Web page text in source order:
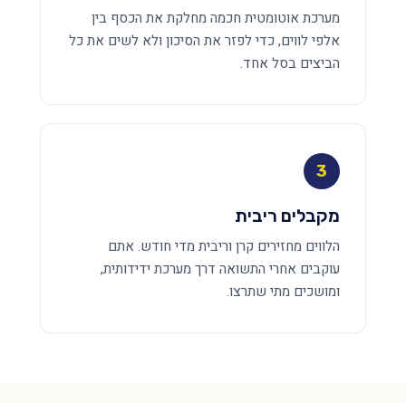
מערכת אוטומטית חכמה מחלקת את הכסף בין
אלפי לווים, כדי לפזר את הסיכון ולא לשים את כל
הביצים בסל אחד.
3
מקבלים ריבית
הלווים מחזירים קרן וריבית מדי חודש. אתם
עוקבים אחרי התשואה דרך מערכת ידידותית,
ומושכים מתי שתרצו.